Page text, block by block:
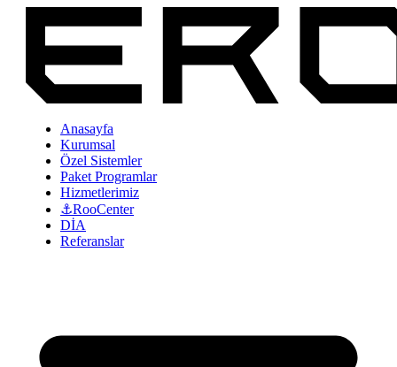
Anasayfa
Kurumsal
Özel Sistemler
Paket Programlar
Hizmetlerimiz
⚓RooCenter
DİA
Referanslar